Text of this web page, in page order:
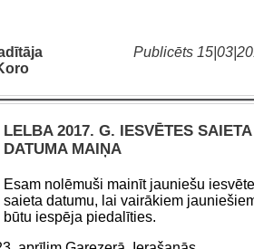
Publicēts
LELBA 2017. G. IESVĒTES SAIETA
DATUMA MAIŅA
Esam nolēmuši mainīt jauniešu
saieta datumu, lai vairākiem
būtu iespēja piedalīties.